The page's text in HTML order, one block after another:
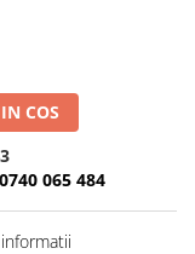
COS
0740 065 484